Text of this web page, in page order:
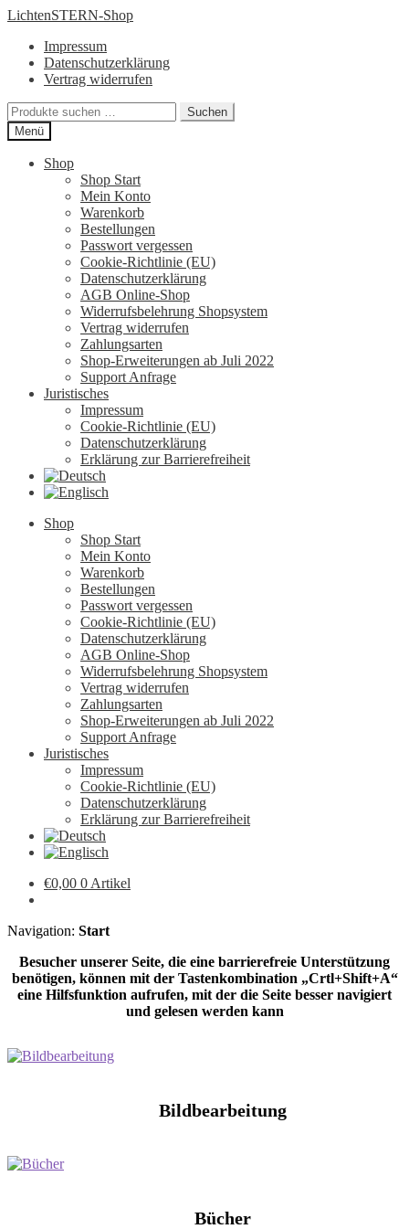
Zur
springen
Zum
springen
LichtenSTERN-Shop
Impressum
Datenschutzerklärung
Vertrag widerrufen
Suchen
nach:
Suchen
Menü
Shop
Shop Start
Mein Konto
Warenkorb
Bestellungen
Passwort vergessen
Cookie-Richtlinie (EU)
Datenschutzerklärung
AGB Online-Shop
Widerrufsbelehrung Shopsystem
Vertrag widerrufen
Zahlungsarten
Shop-Erweiterungen ab Juli 2022
Support Anfrage
Juristisches
Impressum
Cookie-Richtlinie (EU)
Datenschutzerklärung
Erklärung zur Barrierefreiheit
Shop
Shop Start
Mein Konto
Warenkorb
Bestellungen
Passwort vergessen
Cookie-Richtlinie (EU)
Datenschutzerklärung
AGB Online-Shop
Widerrufsbelehrung Shopsystem
Vertrag widerrufen
Zahlungsarten
Shop-Erweiterungen ab Juli 2022
Support Anfrage
Juristisches
Impressum
Cookie-Richtlinie (EU)
Datenschutzerklärung
Erklärung zur Barrierefreiheit
€0,00 0 Artikel
Navigation: Start
Besucher unserer Seite, die eine barrierefreie Unterstützung
benötigen, können mit der Tastenkombination „Crtl+Shift+A“
eine Hilfsfunktion aufrufen, mit der die Seite besser navigiert
und gelesen werden kann
Bildbearbeitung
Bücher